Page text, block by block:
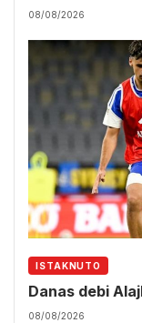
08/08/2026
ISTAKNUTO
Danas debi
08/08/2026